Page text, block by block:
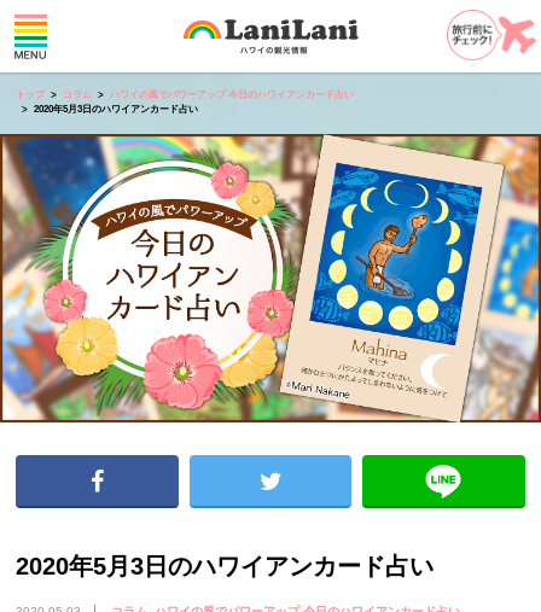
トップ コラム
ハワイの風でパワーアップ 今日のハワイアンカード占い
2020年5月3日のハワイアンカード占い
2020年5月3日のハワイアンカード占い